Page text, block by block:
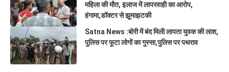
महिला की मौत, इलाज में लापरवाही का आरोप,
हंगामा,डॉक्टर से झूमाझटकी
Satna News :बोरी में बंद मिली लापता युवक की लाश,
पुलिस पर फूटा लोगों का गुस्सा,पुलिस पर पथराव